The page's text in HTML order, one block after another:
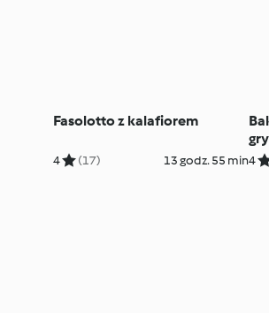
Fasolotto z kalafiorem
4 (17) 13 godz. 55 min4